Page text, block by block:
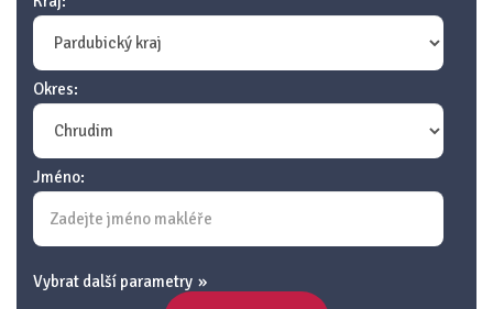
Okres:
Jméno:
Vybrat další parametry